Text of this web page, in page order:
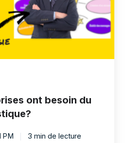
ont besoin du
PM 3 min de lecture